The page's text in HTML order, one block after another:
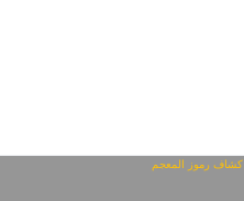
كشاف رموز المعجم